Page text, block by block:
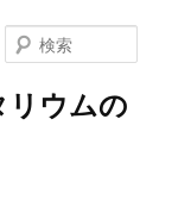
リウムの
索